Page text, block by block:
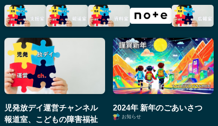
児発放デイ運営チャンネル
報道室、こどもの障害福祉
2024年 新年のごあいさつ
お知らせ